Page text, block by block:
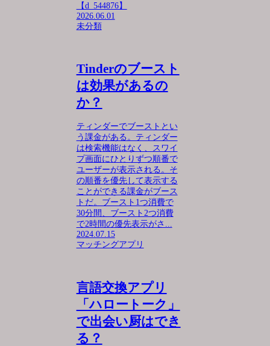
【d_544876】
2026.06.01
未分類
Tinderのブースト
は効果があるの
か？
ティンダーでブーストとい
う課金がある。ティンダー
は検索機能はなく、スワイ
プ画面にひとりずつ順番で
ユーザーが表示される。そ
の順番を優先して表示する
ことができる課金がブース
トだ。ブースト1つ消費で
30分間、ブースト2つ消費
で2時間の優先表示がさ...
2024.07.15
マッチングアプリ
言語交換アプリ
「ハロートーク」
で出会い厨はでき
る？